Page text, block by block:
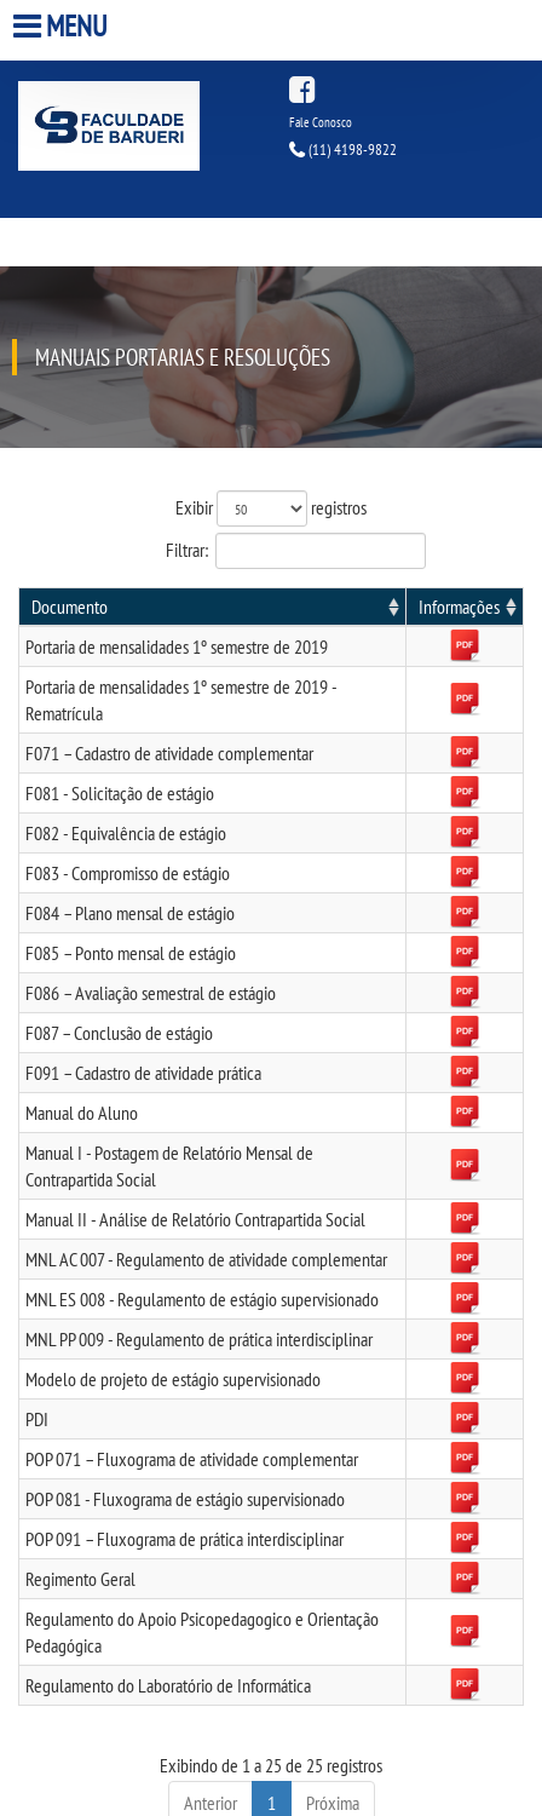
QUEM SOMOS
INFRAESTRUTURA
COLAP
PROUNI
FIES
MANUAIS, PORTARIAS E
MENSALIDADES
CURSOS
BACHARELADOS
LICENCIATURAS
TECNOLÓGICOS
VESTIBULAR
INSCREVA-SE
TRANSFERÊNCIA
SEGUNDA GRADUAÇÃO
MATRÍCULA
EDITAL
PUBLICAÇÕES
DESTAQUES
BLOG CONEXÃO UNIESP
MENU
Fale Conosco
(11) 4198-9822
MANUAIS PORTARIAS E RESOLUÇÕES
Exibir
registros
Filtrar:
Documento
Informações
Portaria de mensalidades 1º semestre de 2019
Portaria de mensalidades 1º semestre de 2019 -
Rematrícula
F071 – Cadastro de atividade complementar
F081 - Solicitação de estágio
F082 - Equivalência de estágio
F083 - Compromisso de estágio
F084 – Plano mensal de estágio
F085 – Ponto mensal de estágio
F086 – Avaliação semestral de estágio
F087 – Conclusão de estágio
F091 – Cadastro de atividade prática
Manual do Aluno
Manual I - Postagem de Relatório Mensal de
Contrapartida Social
Manual II - Análise de Relatório Contrapartida Social
MNL AC 007 - Regulamento de atividade complementar
MNL ES 008 - Regulamento de estágio supervisionado
MNL PP 009 - Regulamento de prática interdisciplinar
Modelo de projeto de estágio supervisionado
PDI
POP 071 – Fluxograma de atividade complementar
POP 081 - Fluxograma de estágio supervisionado
POP 091 – Fluxograma de prática interdisciplinar
Regimento Geral
Regulamento do Apoio Psicopedagogico e Orientação
Pedagógica
Regulamento do Laboratório de Informática
Exibindo de 1 a 25 de 25 registros
Anterior
1 Próxima